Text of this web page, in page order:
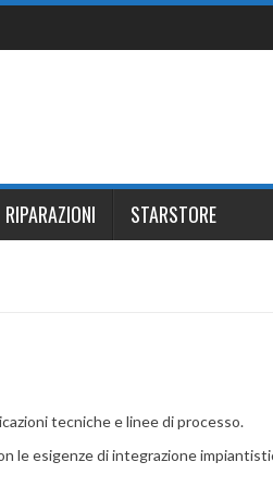
RIPARAZIONI STARSTORE
tecniche e linee di processo.
le esigenze di integrazione